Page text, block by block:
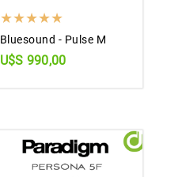
Bluesound - Pulse M
U$S 990,00